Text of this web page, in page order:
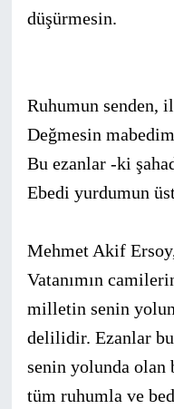
düşürmesin.
Ruhumun senden,
Değmesin
Bu ezanlar -ki
Ebedi yurdumun
Mehmet Akif
Vatanımın
milletin senin
delili­dir. Ezanlar
senin yolunda olan
tüm ruhumla ve